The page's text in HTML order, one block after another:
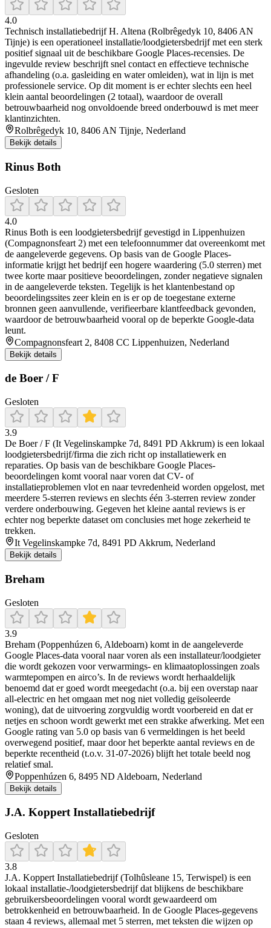
4.0
Technisch installatiebedrijf H. Altena (Rolbrêgedyk 10, 8406 AN
Tijnje) is een operationeel installatie/loodgietersbedrijf met een sterk
positief signaal uit de beschikbare Google Places-recensies. De
ingevulde review beschrijft snel contact en effectieve technische
afhandeling (o.a. gasleiding en water omleiden), wat in lijn is met
professionele service. Op dit moment is er echter slechts een heel
klein aantal beoordelingen (2 totaal), waardoor de overall
betrouwbaarheid nog onvoldoende breed onderbouwd is met meer
klantinzichten.
Rolbrêgedyk 10, 8406 AN Tijnje, Nederland
Bekijk details
Rinus Both
Gesloten
4.0
Rinus Both is een loodgietersbedrijf gevestigd in Lippenhuizen
(Compagnonsfeart 2) met een telefoonnummer dat overeenkomt met
de aangeleverde gegevens. Op basis van de Google Places-
informatie krijgt het bedrijf een hogere waardering (5.0 sterren) met
twee korte maar positieve beoordelingen, zonder negatieve signalen
in de aangeleverde teksten. Tegelijk is het klantenbestand op
beoordelingssites zeer klein en is er op de toegestane externe
bronnen geen aanvullende, verifieerbare klantfeedback gevonden,
waardoor de betrouwbaarheid vooral op de beperkte Google-data
leunt.
Compagnonsfeart 2, 8408 CC Lippenhuizen, Nederland
Bekijk details
de Boer / F
Gesloten
3.9
De Boer / F (It Vegelinskampke 7d, 8491 PD Akkrum) is een lokaal
loodgietersbedrijf/firma die zich richt op installatiewerk en
reparaties. Op basis van de beschikbare Google Places-
beoordelingen komt vooral naar voren dat CV- of
installatieproblemen vlot en naar tevredenheid worden opgelost, met
meerdere 5-sterren reviews en slechts één 3-sterren review zonder
verdere onderbouwing. Gegeven het kleine aantal reviews is er
echter nog beperkte dataset om conclusies met hoge zekerheid te
trekken.
It Vegelinskampke 7d, 8491 PD Akkrum, Nederland
Bekijk details
Breham
Gesloten
3.9
Breham (Poppenhúzen 6, Aldeboarn) komt in de aangeleverde
Google Places-data vooral naar voren als een installateur/loodgieter
die wordt gekozen voor verwarmings- en klimaatoplossingen zoals
warmtepompen en airco’s. In de reviews wordt herhaaldelijk
benoemd dat er goed wordt meegedacht (o.a. bij een overstap naar
all-electric en het omgaan met nog niet volledig geïsoleerde
woning), dat de uitvoering zorgvuldig wordt voorbereid en dat er
netjes en schoon wordt gewerkt met een strakke afwerking. Met een
Google rating van 5.0 op basis van 6 vermeldingen is het beeld
overwegend positief, maar door het beperkte aantal reviews en de
beperkte recentheid (t.o.v. 31-07-2026) blijft het totale beeld nog
relatief smal.
Poppenhúzen 6, 8495 ND Aldeboarn, Nederland
Bekijk details
J.A. Koppert Installatiebedrijf
Gesloten
3.8
J.A. Koppert Installatiebedrijf (Tolhûsleane 15, Terwispel) is een
lokaal installatie-/loodgietersbedrijf dat blijkens de beschikbare
gebruikersbeoordelingen vooral wordt gewaardeerd om
betrokkenheid en betrouwbaarheid. In de Google Places-gegevens
staan 4 reviews, allemaal met 5 sterren, met teksten die wijzen op